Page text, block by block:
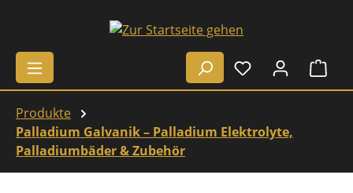
Zum Hauptinhalt springen
Produkte
Palladium Galvanik – Palladium Elektrolyte,
Palladiumbäder & Zubehör